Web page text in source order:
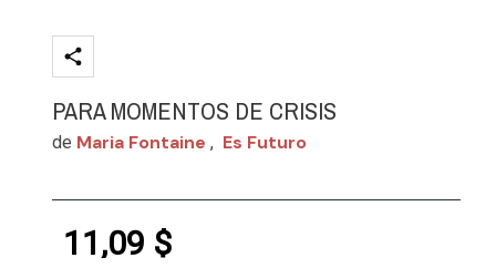
PARA MOMENTOS DE CRISIS
de Maria Fontaine , Es Futuro
11,09 $